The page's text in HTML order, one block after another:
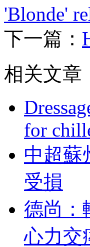
'Blonde'
下一篇：
相关文章
for
中超蘇
受損
德尚
心力交